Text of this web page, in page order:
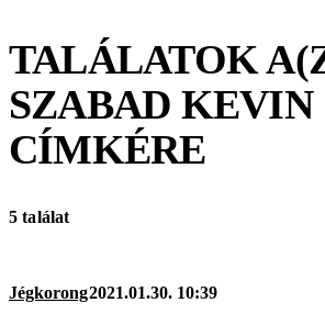
TALÁLATOK
SZABAD KEVIN
CÍMKÉRE
5 találat
Jégkorong2021.01.30. 10:39